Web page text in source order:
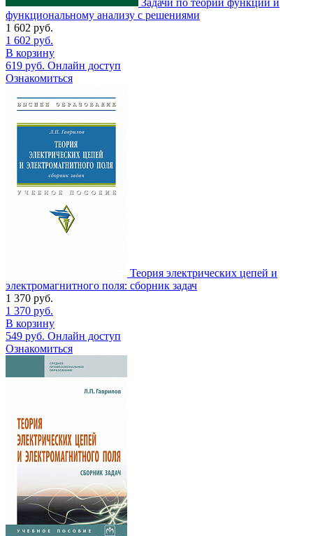
функциональному анализу с решениями
1 602 руб.
1 602 руб.
В корзину
619 руб. Онлайн доступ
Ознакомиться
Теория электрических цепей и
электромагнитного поля: сборник задач
1 370 руб.
1 370 руб.
В корзину
549 руб. Онлайн доступ
Ознакомиться